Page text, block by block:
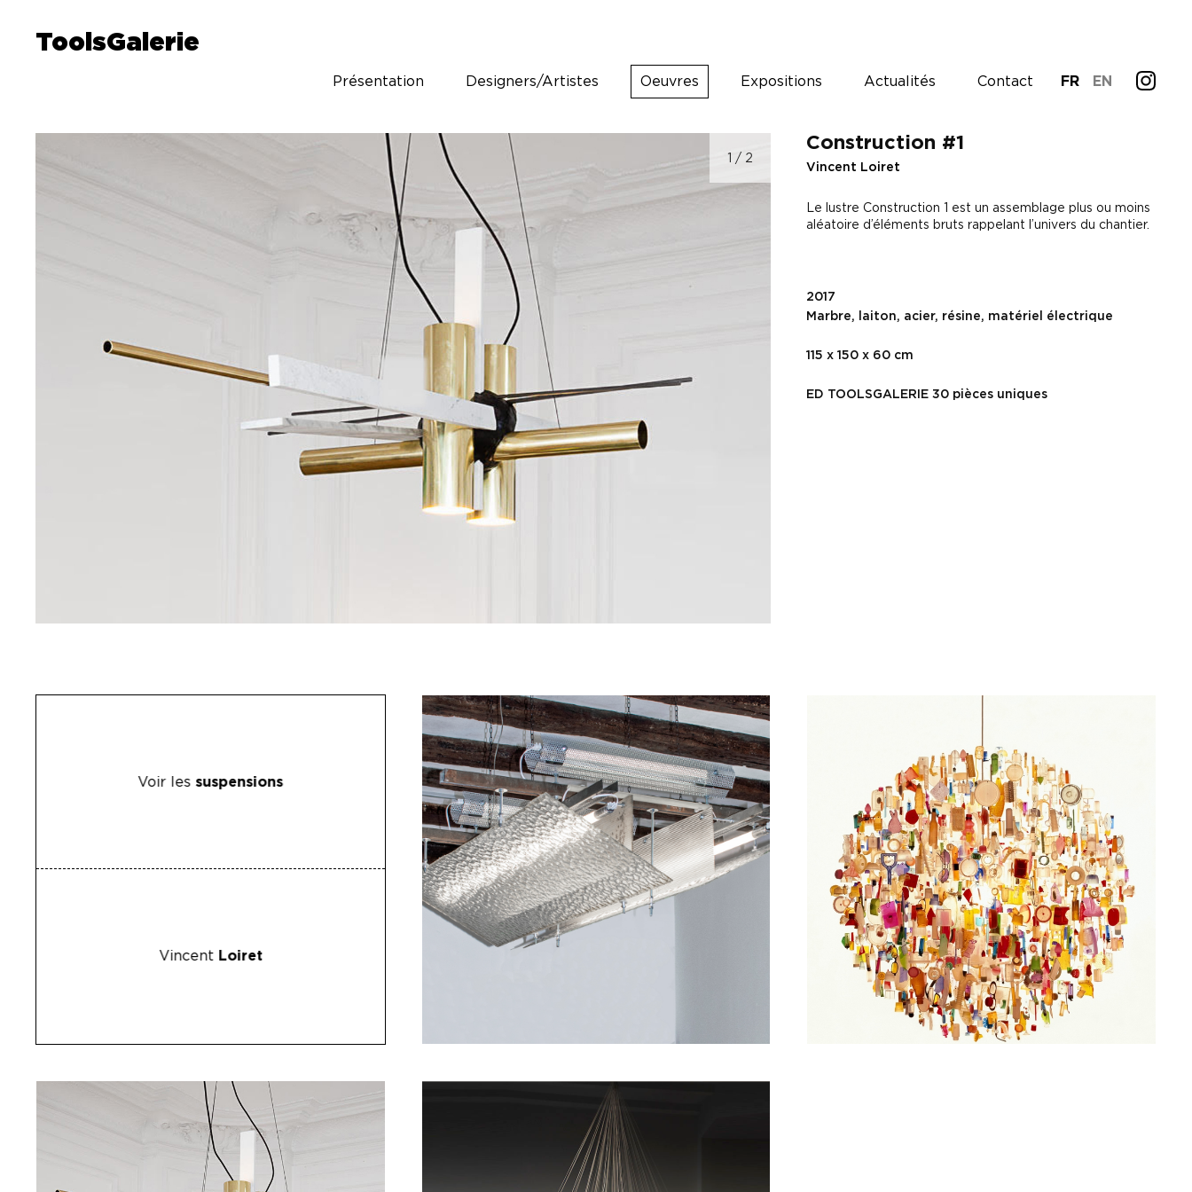
ToolsGalerie
Présentation Designers/Artistes Oeuvres Expositions Actualités Contact FR EN
/ 2
Construction #1
Vincent Loiret
Le lustre Construction 1 est un assemblage plus ou moins
aléatoire d’éléments bruts rappelant l’univers du chantier.
2017
Marbre, laiton, acier, résine, matériel électrique
115 x 150 x 60 cm
ED TOOLSGALERIE 30 pièces uniques
Voir lessuspensions
Vincent Loiret